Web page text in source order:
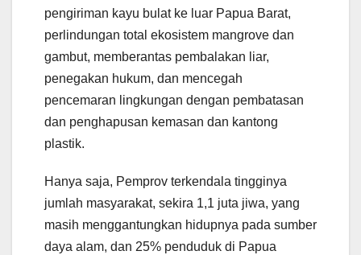
pengiriman kayu bulat ke luar Papua Barat,
perlindungan total ekosistem mangrove dan
gambut, memberantas pembalakan liar,
penegakan hukum, dan mencegah
pencemaran lingkungan dengan pembatasan
dan penghapusan kemasan dan kantong
plastik.
Hanya saja, Pemprov terkendala tingginya
jumlah masyarakat, sekira 1,1 juta jiwa, yang
masih menggantungkan hidupnya pada sumber
daya alam, dan 25% penduduk di Papua